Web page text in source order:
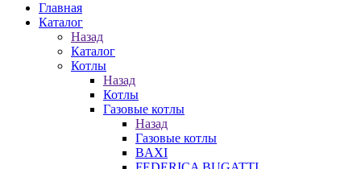
Главная
Каталог
Назад
Каталог
Котлы
Назад
Котлы
Газовые котлы
Назад
Газовые котлы
BAXI